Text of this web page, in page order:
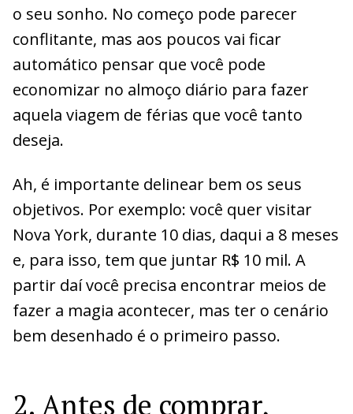
o seu sonho. No começo pode parecer
conflitante, mas aos poucos vai ficar
automático pensar que você pode
economizar no almoço diário para fazer
aquela viagem de férias que você tanto
deseja.
Ah, é importante delinear bem os seus
objetivos. Por exemplo: você quer visitar
Nova York, durante 10 dias, daqui a 8 meses
e, para isso, tem que juntar R$ 10 mil. A
partir daí você precisa encontrar meios de
fazer a magia acontecer, mas ter o cenário
bem desenhado é o primeiro passo.
2. Antes de comprar,